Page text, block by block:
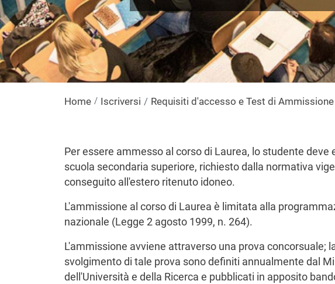
Home Iscriversi Requisiti d'accesso e Test di Ammissione
Per essere ammesso al corso di Laurea, lo studente deve
scuola secondaria superiore, richiesto dalla normativa
conseguito all'estero ritenuto idoneo.
L'ammissione al corso di Laurea è limitata alla
nazionale (Legge 2 agosto 1999, n. 264).
L'ammissione avviene attraverso una prova concorsuale;
svolgimento di tale prova sono definiti annualmente dal
dell'Università e della Ricerca e pubblicati in apposito